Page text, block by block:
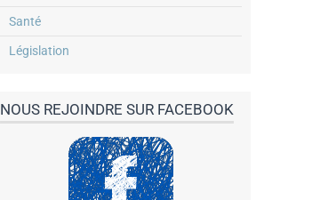
Santé
Législation
NOUS REJOINDRE SUR FACEBOOK